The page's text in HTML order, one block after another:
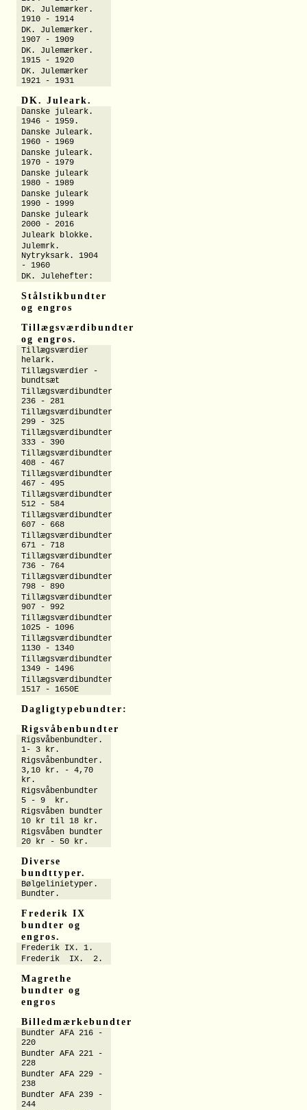
DK. Julemærker.
1910 - 1914
DK. Julemærker.
1907 - 1909
DK. Julemærker.
1915 - 1920
DK. Julemærker
1921 - 1931
DK. Juleark.
Danske juleark.
1946 - 1959.
Danske Juleark.
1960 - 1969
Danske juleark.
1970 - 1979
Danske juleark
1980 - 1989
Danske juleark
1990 - 1999
Danske juleark
2000 - 2016
Juleark blokke.
Julemrk.
Nytryksark. 1904
- 1960
DK. Julehefter:
Stålstikbundter
og engros
Tillægsværdibundter
og engros.
Tillægsværdier
helark.
Tillægsværdier -
bundtsæt
Tillægsværdibundter
236 - 281
Tillægsværdibundter
299 - 325
Tillægsværdibundter
333 - 390
Tillægsværdibundter
408 - 467
Tillægsværdibundter
467 - 495
Tillægsværdibundter
512 - 584
Tillægsværdibundter
607 - 668
Tillægsværdibundter
671 - 718
Tillægsværdibundter
736 - 764
Tillægsværdibundter
798 - 890
Tillægsværdibundter
907 - 992
Tillægsværdibundter
1025 - 1096
Tillægsværdibundter
1130 - 1340
Tillægsværdibundter
1349 - 1496
Tillægsværdibundter
1517 - 1650E
Dagligtypebundter:
Rigsvåbenbundter
Rigsvåbenbundter.
1- 3 kr.
Rigsvåbenbundter.
3,10 kr. - 4,70
kr.
Rigsvåbenbundter
5 - 9 kr.
Rigsvåben bundter
10 kr til 18 kr.
Rigsvåben bundter
20 kr - 50 kr.
Diverse
bundttyper.
Bølgelinietyper.
Bundter.
Frederik IX
bundter og
engros.
Frederik IX. 1.
Frederik IX. 2.
Magrethe
bundter og
engros
Billedmærkebundter
Bundter AFA 216 -
220
Bundter AFA 221 -
228
Bundter AFA 229 -
238
Bundter AFA 239 -
244